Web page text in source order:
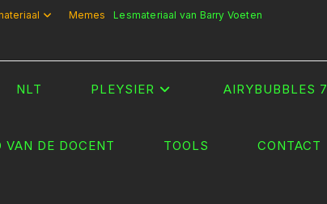
Memes Lesmateriaal van Barry Voeten
NLT PLEYSIER AIRYBUBBLES 7
VAN DE DOCENT TOOLS CONTACT